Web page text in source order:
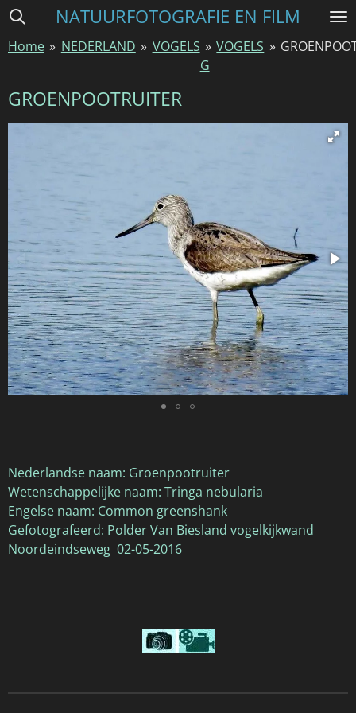
Ga
naar
hoofdinhoud
NATUURFOTOGRAFIE EN FILM
Home » NEDERLAND » VOGELS » VOGELS
G
»
GROENPOOTRUITER
Nederlandse naam: Groenpootruiter
Wetenschappelijke naam: Tringa nebularia
Engelse naam: Common greenshank
Gefotografeerd: Polder Van Biesland vogelkijkwand
Noordeindseweg 02-05-2016